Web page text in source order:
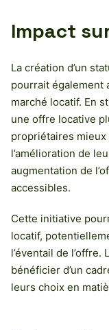
Impact
La création d’un
pourrait également
marché locatif. En
une offre locative
propriétaires
l’amélioration de
augmentation de
accessibles.
Cette initiative
locatif,
l’éventail de
bénéficier d’un
leurs choix en